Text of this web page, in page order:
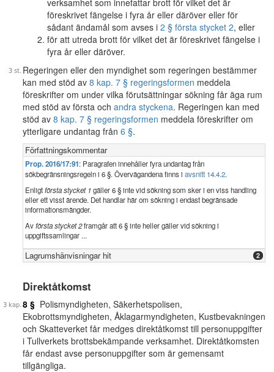
verksamhet som innefattar brott för vilket det är
föreskrivet fängelse i fyra år eller däröver eller för
sådant ändamål som avses i 2 § första stycket 2, eller
för att utreda brott för vilket det är föreskrivet fängelse i
fyra år eller däröver.
Regeringen eller den myndighet som regeringen bestämmer
kan med stöd av 8 kap. 7 § regeringsformen meddela
föreskrifter om under vilka förutsättningar sökning får äga rum
med stöd av första och andra styckena. Regeringen kan med
stöd av 8 kap. 7 § regeringsformen meddela föreskrifter om
ytterligare undantag från 6 §.
Författningskommentar
Prop. 2016/17:91: Paragrafen innehåller fyra undantag från
sökbegränsningsregeln i 6 §. Övervägandena finns i avsnitt 14.4.2.
Enligtförsta stycket 1 gäller 6 § inte vid sökning som sker i en viss handling
eller ett visst ärende. Det handlar här om sökning i endast begränsade
informationsmängder.
Avförsta stycket 2framgår att 6 § inte heller gäller vid sökning i
uppgiftssamlingar ...
Lagrumshänvisningar hit 2
Direktåtkomst
8 § Polismyndigheten, Säkerhetspolisen,
Ekobrottsmyndigheten, Åklagarmyndigheten, Kustbevakningen
och Skatteverket får medges direktåtkomst till personuppgifter
i Tullverkets brottsbekämpande verksamhet. Direktåtkomsten
får endast avse personuppgifter som är gemensamt
tillgängliga.